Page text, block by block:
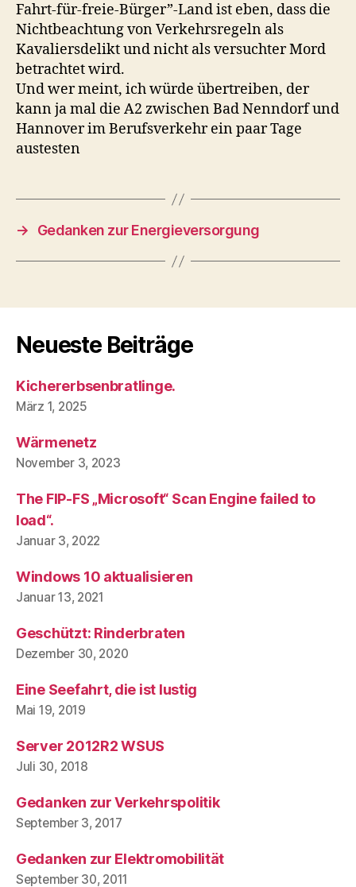
Fahrt-für-freie-Bürger”-Land ist eben, dass die
Nichtbeachtung von Verkehrsregeln als
Kavaliersdelikt und nicht als versuchter Mord
betrachtet wird.
Und wer meint, ich würde übertreiben, der
kann ja mal die A2 zwischen Bad Nenndorf und
Hannover im Berufsverkehr ein paar Tage
austesten
→ Gedanken zur Energieversorgung
Neueste Beiträge
Kichererbsenbratlinge.
März 1, 2025
Wärmenetz
November 3, 2023
The FIP-FS „Microsoft“ Scan Engine failed to
load“.
Januar 3, 2022
Windows 10 aktualisieren
Januar 13, 2021
Geschützt: Rinderbraten
Dezember 30, 2020
Eine Seefahrt, die ist lustig
Mai 19, 2019
Server 2012R2 WSUS
Juli 30, 2018
Gedanken zur Verkehrspolitik
September 3, 2017
Gedanken zur Elektromobilität
September 30, 2011